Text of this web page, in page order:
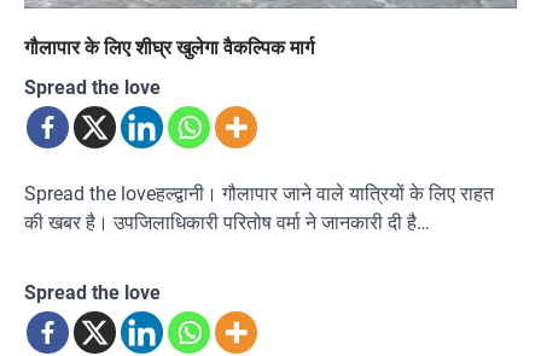
गौलापार के लिए शीघ्र खुलेगा वैकल्पिक मार्ग
Spread the love
Spread the loveहल्द्वानी। गौलापार जाने वाले यात्रियों के लिए राहत
की खबर है। उपजिलाधिकारी परितोष वर्मा ने जानकारी दी है…
Spread the love